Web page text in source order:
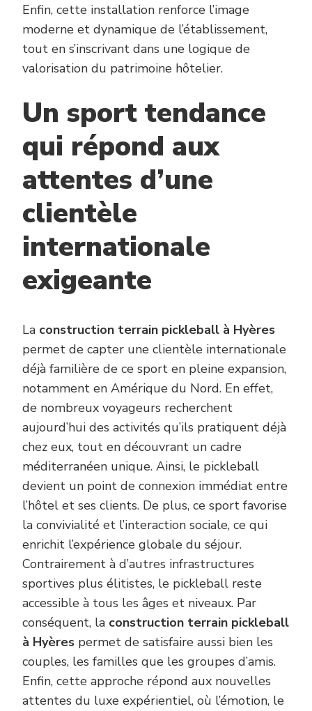
Enfin, cette installation renforce l’image
moderne et dynamique de l’établissement,
tout en s’inscrivant dans une logique de
valorisation du patrimoine hôtelier.
Un sport tendance
qui répond aux
attentes d’une
clientèle
internationale
exigeante
La construction terrain pickleball à Hyères
permet de capter une clientèle internationale
déjà familière de ce sport en pleine expansion,
notamment en Amérique du Nord. En effet,
de nombreux voyageurs recherchent
aujourd’hui des activités qu’ils pratiquent déjà
chez eux, tout en découvrant un cadre
méditerranéen unique. Ainsi, le pickleball
devient un point de connexion immédiat entre
l’hôtel et ses clients. De plus, ce sport favorise
la convivialité et l’interaction sociale, ce qui
enrichit l’expérience globale du séjour.
Contrairement à d’autres infrastructures
sportives plus élitistes, le pickleball reste
accessible à tous les âges et niveaux. Par
conséquent, la construction terrain pickleball
à Hyères permet de satisfaire aussi bien les
couples, les familles que les groupes d’amis.
Enfin, cette approche répond aux nouvelles
attentes du luxe expérientiel, où l’émotion, le